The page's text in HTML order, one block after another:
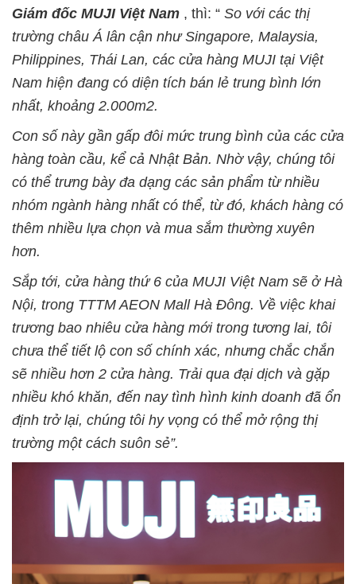
Giám đốc MUJI Việt Nam , thì: “ So với các thị
trường châu Á lân cận như Singapore, Malaysia,
Philippines, Thái Lan, các cửa hàng MUJI tại Việt
Nam hiện đang có diện tích bán lẻ trung bình lớn
nhất, khoảng 2.000m2.
Con số này gần gấp đôi mức trung bình của các cửa
hàng toàn cầu, kể cả Nhật Bản. Nhờ vậy, chúng tôi
có thể trưng bày đa dạng các sản phẩm từ nhiều
nhóm ngành hàng nhất có thể, từ đó, khách hàng có
thêm nhiều lựa chọn và mua sắm thường xuyên
hơn.
Sắp tới, cửa hàng thứ 6 của MUJI Việt Nam sẽ ở Hà
Nội, trong TTTM AEON Mall Hà Đông. Về việc khai
trương bao nhiêu cửa hàng mới trong tương lai, tôi
chưa thể tiết lộ con số chính xác, nhưng chắc chắn
sẽ nhiều hơn 2 cửa hàng. Trải qua đại dịch và gặp
nhiều khó khăn, đến nay tình hình kinh doanh đã ổn
định trở lại, chúng tôi hy vọng có thể mở rộng thị
trường một cách suôn sẻ”.